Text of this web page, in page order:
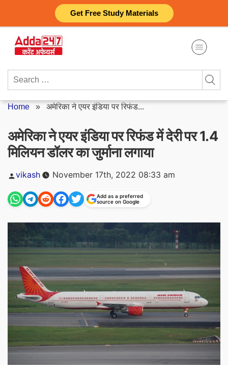
Get Free Study Materials
content
Search
Home » अमेरिका ने एयर इंडिया पर रिफंड...
अमेरिका ने एयर इंडिया पर रिफंड में देरी पर 1.4
मिलियन डॉलर का जुर्माना लगाया
Posted
vikash November 17th, 2022 08:33 am
Add as a preferred
source on Google